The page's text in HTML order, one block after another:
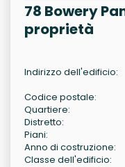
78 Bowery
proprietà
Indirizzo dell'edificio:
Codice postale:
Quartiere:
Distretto:
Piani:
Anno di costruzione:
Classe dell'edificio: